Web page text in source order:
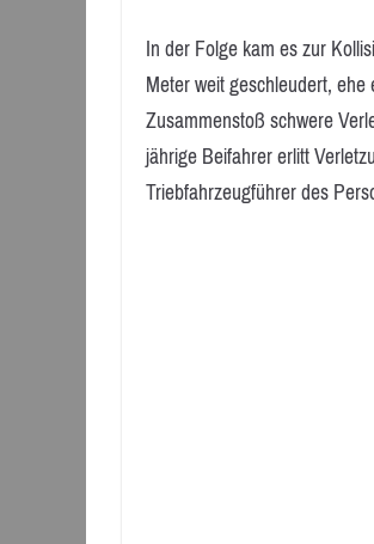
In der Folge kam es zur
Meter weit geschleudert,
Zusammenstoß schwere
jährige Beifahrer erlitt
Triebfahrzeugführer des